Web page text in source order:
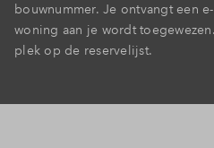
bouwnummer. Je ontvangt een
woning aan je wordt
plek op de reservelijst.